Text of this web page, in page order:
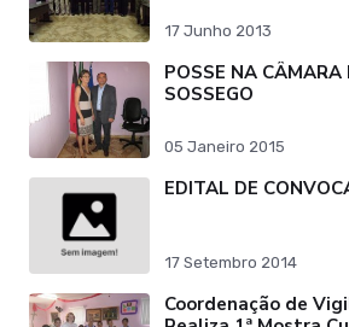
17 Junho 2013
POSSE NA CÂMARA
SOSSEGO
05 Janeiro 2015
EDITAL DE
17 Setembro 2014
Coordenação de